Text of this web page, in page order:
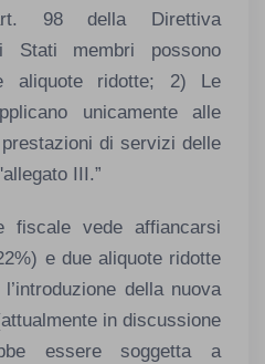
98 della Direttiva
Stati membri possono
aliquote ridotte; 2) Le
unicamente alle
di servizi delle
III.”
fiscale vede affiancarsi
e due aliquote ridotte
della nuova
in discussione
essere soggetta a